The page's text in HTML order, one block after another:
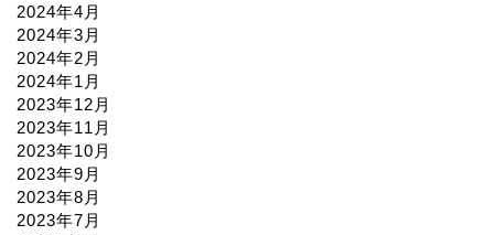
2024年4月
2024年3月
2024年2月
2024年1月
2023年12月
2023年11月
2023年10月
2023年9月
2023年8月
2023年7月